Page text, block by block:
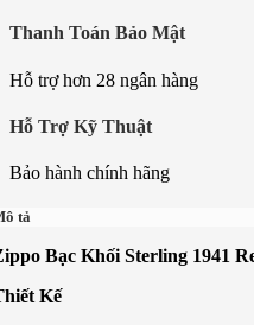
Thanh Toán Bảo Mật
Hỗ trợ hơn 28 ngân hàng
Hỗ Trợ Kỹ Thuật
Bảo hành chính hãng
tả
Bạc Khối Sterling 1941
Kế